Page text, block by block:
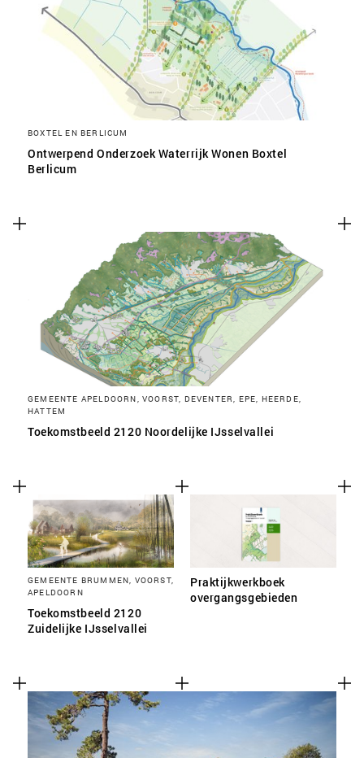
BOXTEL EN BERLICUM
Ontwerpend Onderzoek Waterrijk Wonen Boxtel
Berlicum
GEMEENTE APELDOORN, VOORST, DEVENTER, EPE, HEERDE,
HATTEM
Toekomstbeeld 2120 Noordelijke IJsselvallei
GEMEENTE BRUMMEN, VOORST,
APELDOORN
Toekomstbeeld 2120
Zuidelijke IJsselvallei
Praktijkwerkboek
overgangsgebieden
SLA VOORKEUREN OP